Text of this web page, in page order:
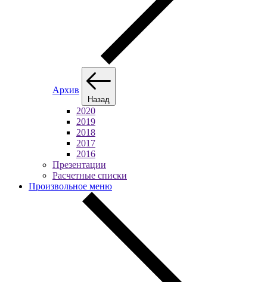
Архив
Назад
2020
2019
2018
2017
2016
Презентации
Расчетные списки
Произвольное меню